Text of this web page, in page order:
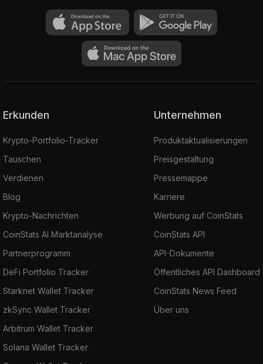
Erkunden
Krypto-Portfolio-Tracker
Tauschen
Verdienen
Blog
Krypto-Nachrichten
CoinStats AI Marktanalyse
Partnerprogramm
DeFi Portfolio Tracker
Starknet Wallet Tracker
zkSync Wallet Tracker
Arbitrum Wallet Tracker
Solana Wallet Tracker
Unternehmen
Produktaktualisierungen
Preisgestaltung
Pressemappe
Karriere
Werbung auf CoinStats
CoinStats API
API-Dokumente
Öffentliches API Dashboard
CoinStats News Feed
Über uns